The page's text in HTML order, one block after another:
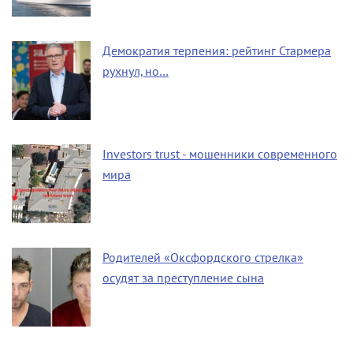
Демократия терпения: рейтинг Стармера
рухнул, но…
Investors trust - мошенники современного
мира
Родителей «Оксфордского стрелка»
осудят за преступление сына